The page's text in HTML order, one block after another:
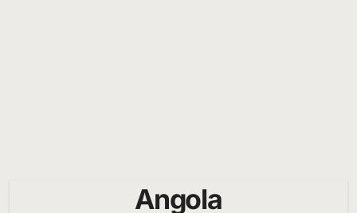
Angola